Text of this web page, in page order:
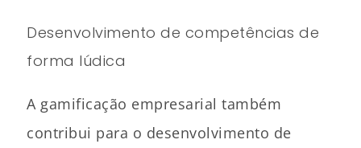
Desenvolvimento de competências de
forma lúdica
A gamificação empresarial também
contribui para o desenvolvimento de